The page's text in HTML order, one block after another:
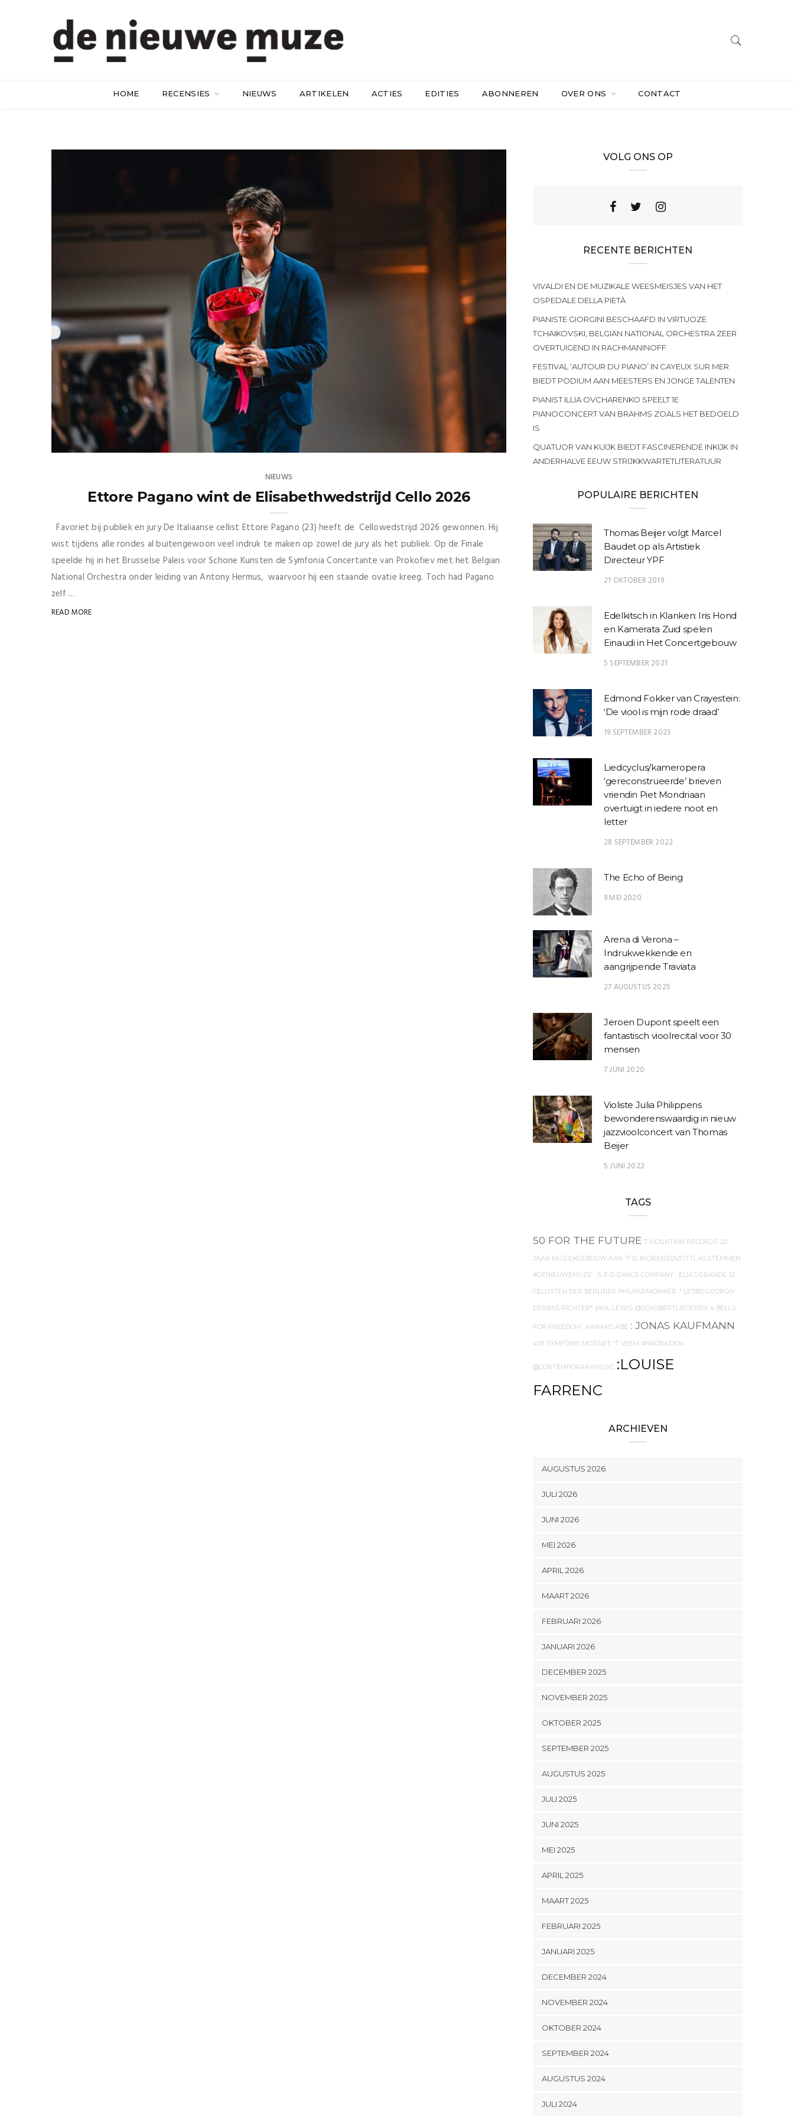
HOME RECENSIES NIEUWS ARTIKELEN ACTIES EDITIES ABONNEREN OVER ONS CONTACT
NIEUWS
Ettore Pagano wint de Elisabethwedstrijd Cello 2026
Favoriet bij publiek en jury De Italiaanse cellist Ettore Pagano (23) heeft de Cellowedstrijd 2026 gewonnen. Hij
wist tijdens alle rondes al buitengewoon veel indruk te maken op zowel de jury als het publiek. Op de Finale
speelde hij in het Brusselse Paleis voor Schone Kunsten de Symfonia Concertante van Prokofiev met het Belgian
National Orchestra onder leiding van Antony Hermus, waarvoor hij een staande ovatie kreeg. Toch had Pagano
zelf ...
READ MORE
VOLG ONS OP
RECENTE BERICHTEN
VIVALDI EN DE MUZIKALE WEESMEISJES VAN HET
OSPEDALE DELLA PIETÀ
PIANISTE GIORGINI BESCHAAFD IN VIRTUOZE
TCHAIKOVSKI, BELGIAN NATIONAL ORCHESTRA ZEER
OVERTUIGEND IN RACHMANINOFF
FESTIVAL ‘AUTOUR DU PIANO’ IN CAYEUX SUR MER
BIEDT PODIUM AAN MEESTERS EN JONGE TALENTEN
PIANIST ILLIA OVCHARENKO SPEELT 1E
PIANOCONCERT VAN BRAHMS ZOALS HET BEDOELD
IS
QUATUOR VAN KUIJK BIEDT FASCINERENDE INKIJK IN
ANDERHALVE EEUW STRIJKKWARTETLITERATUUR
POPULAIRE BERICHTEN
Thomas Beijer volgt Marcel
Baudet op als Artistiek
Directeur YPF
21 OKTOBER 2019
Edelkitsch in Klanken: Iris Hond
en Kamerata Zuid spelen
Einaudi in Het Concertgebouw
5 SEPTEMBER 2021
Edmond Fokker van Crayestein:
‘De viool is mijn rode draad’
19 SEPTEMBER 2023
Liedcyclus/kameropera
‘gereconstrueerde’ brieven
vriendin Piet Mondriaan
overtuigt in iedere noot en
letter
28 SEPTEMBER 2022
The Echo of Being
9 MEI 2020
Arena di Verona –
Indrukwekkende en
aangrijpende Traviata
27 AUGUSTUS 2025
Jeroen Dupont speelt een
fantastisch vioolrecital voor 30
mensen
7 JUNI 2020
Violiste Julia Philippens
bewonderenswaardig in nieuw
jazzvioolconcert van Thomas
Beijer
5 JUNI 2022
TAGS
50 FOR THE FUTURE 7 MOUNTAIN RECORDS 20
JAAR MUZIEKGEBOUW AAN 'T IJ #LORENZOVIOTTI 40 STEMMEN
#DENIEUWEMUZE . S-E-D DANCE COMPANY . ELIAS GRANDE 12
CELLISTEN DER BERLINER PHILHARMONIKER * LESBO GEORGIY
DERBAS-RICHTER* {AUL LEWIS @SCHUBERTLIEDEREN 4 BELLS
FOR FREEDOM . KANAKO ABE : JONAS KAUFMANN
40E SYMFONIE MOZART 'T VEEM #NPORADIO4
@CONTEMPORARYMUSIC :LOUISE
FARRENC
ARCHIEVEN
AUGUSTUS 2026
JULI 2026
JUNI 2026
MEI 2026
APRIL 2026
MAART 2026
FEBRUARI 2026
JANUARI 2026
DECEMBER 2025
NOVEMBER 2025
OKTOBER 2025
SEPTEMBER 2025
AUGUSTUS 2025
JULI 2025
JUNI 2025
MEI 2025
APRIL 2025
MAART 2025
FEBRUARI 2025
JANUARI 2025
DECEMBER 2024
NOVEMBER 2024
OKTOBER 2024
SEPTEMBER 2024
AUGUSTUS 2024
JULI 2024